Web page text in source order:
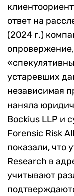
ответ на
(2024 г.)
устаревших
независимая
наняла
Bockius LLP и
Forensic Risk
показали, что
Research в
учитывают